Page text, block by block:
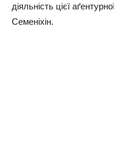
дiяльнicть цiєї
Сeмeнixiн.